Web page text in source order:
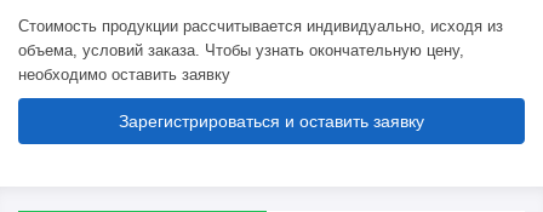
Стоимость продукции рассчитывается индивидуально, исходя из
объема, условий заказа. Чтобы узнать окончательную цену,
необходимо оставить заявку
Зарегистрироваться и оставить заявку